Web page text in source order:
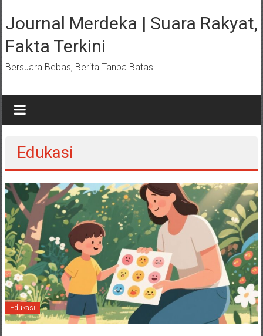
konten
Journal Merdeka | Suara Rakyat,
Fakta Terkini
Bersuara Bebas, Berita Tanpa Batas
Edukasi
Edukasi